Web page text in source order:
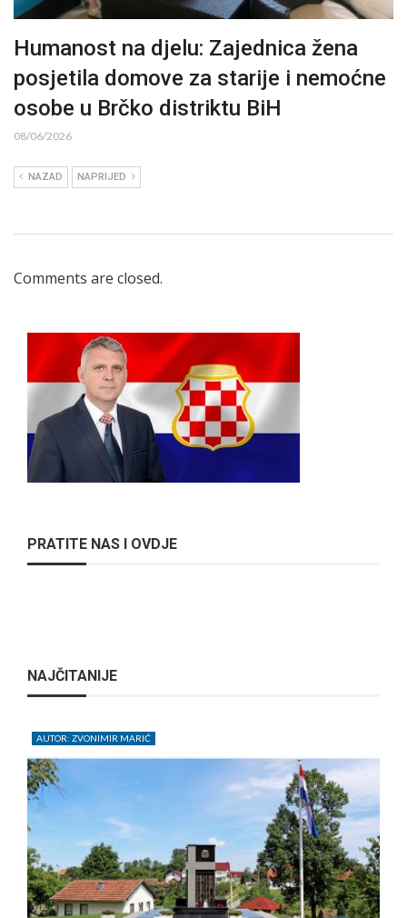
Humanost na djelu: Zajednica žena
posjetila domove za starije i nemoćne
osobe u Brčko distriktu BiH
08/06/2026
NAZAD NAPRIJED
Comments are closed.
PRATITE NAS I OVDJE
NAJČITANIJE
AUTOR: ZVONIMIR MARIĆ